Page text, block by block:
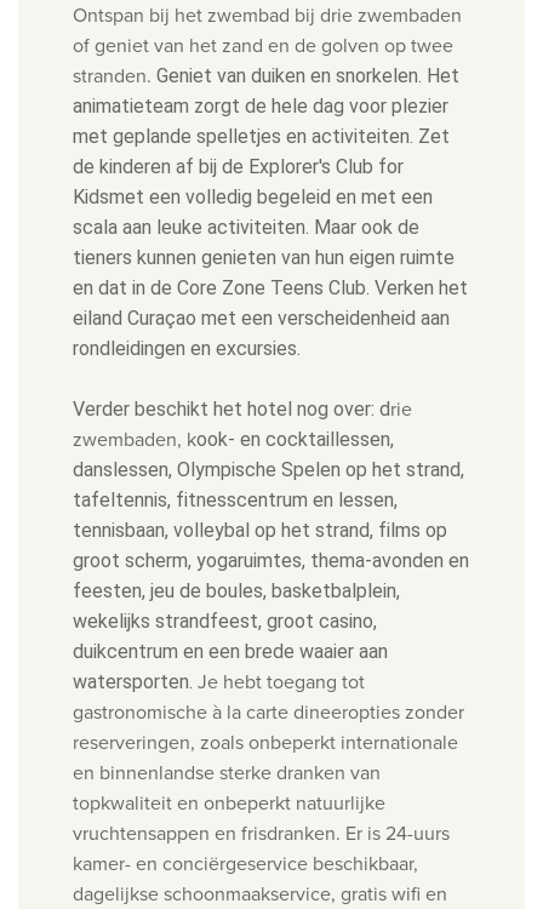
Ontspan bij het zwembad bij drie zwembaden
of geniet van het zand en de golven op twee
stranden. Geniet van duiken en snorkelen. Het
animatieteam zorgt de hele dag voor plezier
met geplande spelletjes en activiteiten. Zet
de kinderen af ​​bij de Explorer's Club for
Kidsmet een volledig begeleid en met een
scala aan leuke activiteiten. Maar ook de
tieners kunnen genieten van hun eigen ruimte
en dat in de Core Zone Teens Club. Verken het
eiland Curaçao met een verscheidenheid aan
rondleidingen en excursies.
Verder beschikt het hotel nog over: drie
zwembaden, kook- en cocktaillessen,
danslessen, Olympische Spelen op het strand,
tafeltennis, fitnesscentrum en lessen,
tennisbaan, volleybal op het strand, films op
groot scherm, yogaruimtes, thema-avonden en
feesten, jeu de boules, basketbalplein,
wekelijks strandfeest, groot casino,
duikcentrum en een brede waaier aan
watersporten. Je hebt toegang tot
gastronomische à la carte dineeropties zonder
reserveringen, zoals onbeperkt internationale
en binnenlandse sterke dranken van
topkwaliteiten onbeperkt natuurlijke
vruchtensappen en frisdranken. Er is 24-uurs
kamer- en conciërgeservice beschikbaar,
dagelijkse schoonmaakservice, gratis wifi en